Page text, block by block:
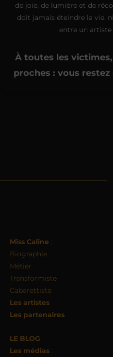
de joie, de lumière et de
doit jamais éteindre la vie,
entre un
À toutes les
proches : vous
Miss Caline :
Biographie
Métier
Transformiste
Cabarettiste
Les artistes
Les partenaires
LE BLOG
Les médias :